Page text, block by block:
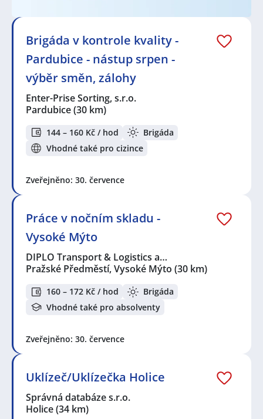
Brigáda v kontrole kvality -
Pardubice - nástup srpen -
výběr směn, zálohy
Enter-Prise Sorting, s.r.o.
Pardubice(30 km)
144 – 160 Kč / hod
Brigáda
Vhodné také pro cizince
Zveřejněno: 30. července
Práce v nočním skladu -
Vysoké Mýto
DIPLO Transport & Logistics a…
Pražské Předměstí, Vysoké Mýto (30 km)
160 – 172 Kč / hod
Brigáda
Vhodné také pro absolventy
Zveřejněno: 30. července
Uklízeč/Uklízečka Holice
Správná databáze s.r.o.
Holice(34 km)